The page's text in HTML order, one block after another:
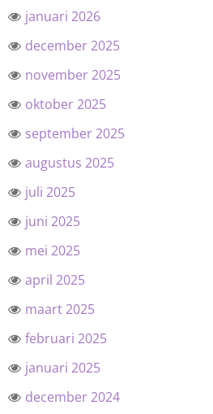
januari 2026
december 2025
november 2025
oktober 2025
september 2025
augustus 2025
juli 2025
juni 2025
mei 2025
april 2025
maart 2025
februari 2025
januari 2025
december 2024